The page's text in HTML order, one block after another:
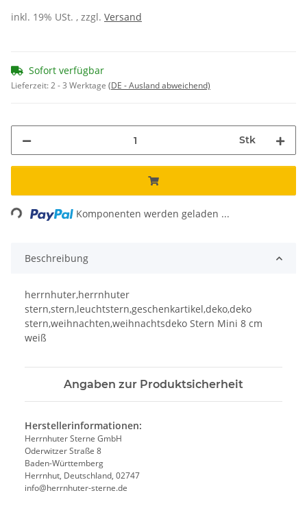
inkl. 19% USt. , zzgl. Versand
Sofort verfügbar
Lieferzeit:2 - 3 Werktage (DE - Ausland abweichend)
Stk
Loading... Komponenten werden geladen ...
Beschreibung
herrnhuter,herrnhuter
stern,stern,leuchtstern,geschenkartikel,deko,deko
stern,weihnachten,weihnachtsdeko Stern Mini 8 cm
weiß
Angaben zur Produktsicherheit
Herstellerinformationen:
Herrnhuter Sterne GmbH
Oderwitzer Straße 8
Baden-Württemberg
Herrnhut, Deutschland, 02747
info@herrnhuter-sterne.de